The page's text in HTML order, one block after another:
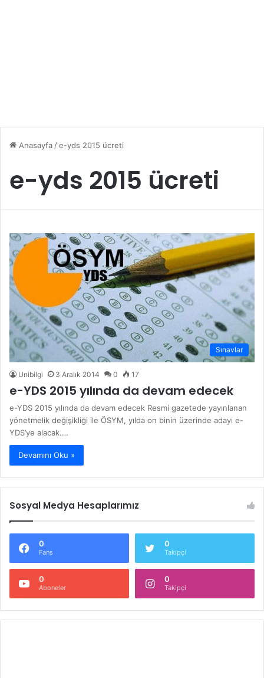
Anasayfa /e-yds 2015 ücreti
e-yds 2015 ücreti
Sınavlar
Unibilgi 3 Aralık 2014 0 17
e-YDS 2015 yılında da devam edecek
e-YDS 2015 yılında da devam edecek Resmi gazetede yayınlanan
yönetmelik değişikliği ile ÖSYM, yılda on binin üzerinde adayı e-
YDS’ye alacak.…
Devamını Oku »
Sosyal Medya Hesaplarımız
0
Fans
0
Takipçi
0
Aboneler
0
Takipçi